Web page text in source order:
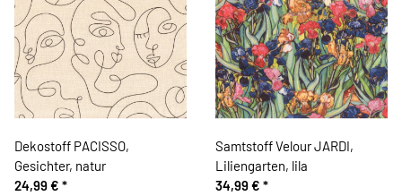
Dekostoff PACISSO,
Gesichter, natur
24,99 € *
Samtstoff Velour JARDI,
Liliengarten, lila
34,99 € *